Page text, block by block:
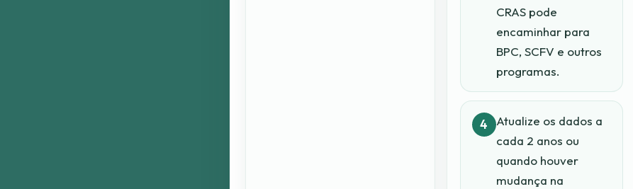
CRAS pode
encaminhar para
BPC, SCFV e outros
programas.
Atualize os dados a
cada 2 anos ou
quando houver
mudança na